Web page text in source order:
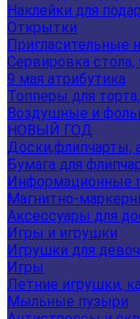
Наклейки для
Открытки
Пригласительные
Сервировка стола,
9 мая атрибутика
Топперы для
Воздушные и
НОВЫЙ ГОД
Доски,флипчарты,
Бумага для
Информационные
Магнитно-
Аксессуары для
Игры и игрушки
Игрушки для
Игры
Летние игрушки,
Мыльные пузыри